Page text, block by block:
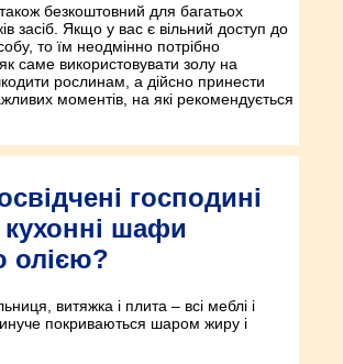
безкоштовний для багатьох
засіб. Якщо у вас є вільний доступ до
то їм неодмінно потрібно
саме використовувати золу на
рослинам, а дійсно принести
моментів, на які рекомендується
господині
шафи
олією?
витяжка і плита – всі меблі і
покриваються шаром жиру і